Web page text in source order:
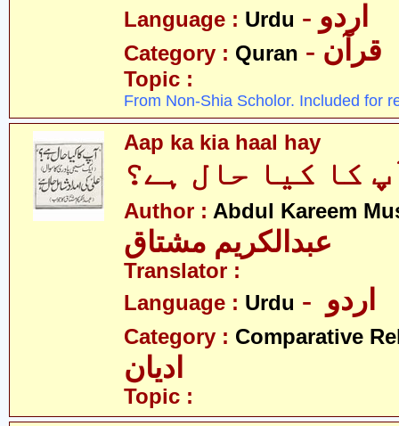
Language : Urdu - اردو
Category : Quran - قرآن
Topic :
From Non-Shia Scholor. Included for
Aap ka kia haal hay
کا کیا حال ہے؟
Author : Abdul Kareem
عبدالکریم مشتاق
Translator :
Language : Urdu
Category : Comparative
ادیان
Topic :